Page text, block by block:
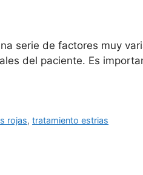
serie de factores muy
del paciente. Es
rojas,tratamiento estrias